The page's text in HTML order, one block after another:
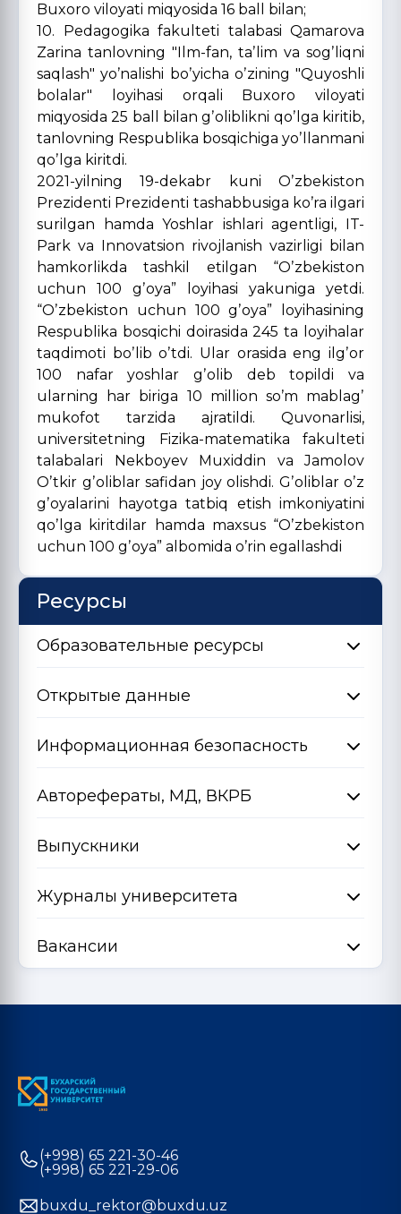
Buxoro viloyati miqyosida 16 ball bilan;
10. Pedagogika fakulteti talabasi Qamarova
Zarina tanlovning "Ilm-fan, taʼlim va sogʼliqni
saqlash" yoʼnalishi boʼyicha oʼzining "Quyoshli
bolalar" loyihasi orqali Buxoro viloyati
miqyosida 25 ball bilan gʼoliblikni qoʼlga kiritib,
tanlovning Respublika bosqichiga yoʼllanmani
qoʼlga kiritdi.
2021-yilning 19-dekabr kuni Oʼzbekiston
Prezidenti Prezidenti tashabbusiga koʼra ilgari
surilgan hamda Yoshlar ishlari agentligi, IT-
Park va Innovatsion rivojlanish vazirligi bilan
hamkorlikda tashkil etilgan “Oʼzbekiston
uchun 100 gʼoya” loyihasi yakuniga yetdi.
“Oʼzbekiston uchun 100 gʼoya” loyihasining
Respublika bosqichi doirasida 245 ta loyihalar
taqdimoti boʼlib oʼtdi. Ular orasida eng ilgʼor
100 nafar yoshlar gʼolib deb topildi va
ularning har biriga 10 million soʼm mablagʼ
mukofot tarzida ajratildi. Quvonarlisi,
universitetning Fizika-matematika fakulteti
talabalari Nekboyev Muxiddin va Jamolov
Oʼtkir gʼoliblar safidan joy olishdi. Gʼoliblar oʼz
gʼoyalarini hayotga tatbiq etish imkoniyatini
qoʼlga kiritdilar hamda maxsus “Oʼzbekiston
uchun 100 gʼoya” albomida oʼrin egallashdi
Ресурсы
Образовательные ресурсы
Открытые данные
Информационная безопасность
Авторефераты, МД, ВКРБ
Выпускники
Журналы университета
Вакансии
(+998) 65 221-30-46
(+998) 65 221-29-06
buxdu_rektor@buxdu.uz